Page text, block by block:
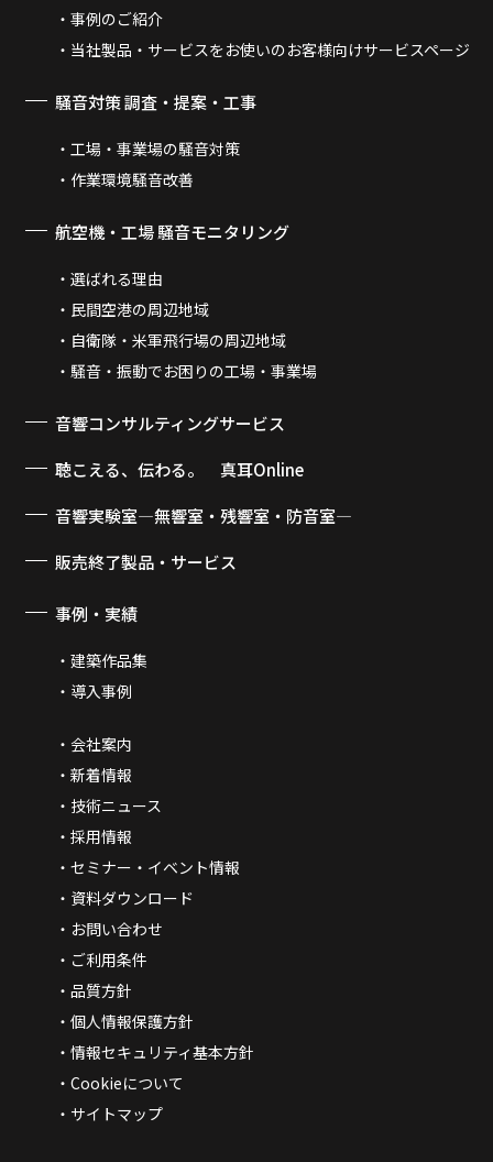
事例のご紹介
当社製品・サービスをお使いのお客様向けサービスページ
騒音対策 調査・提案・工事
工場・事業場の騒音対策
作業環境騒音改善
航空機・工場 騒音モニタリング
選ばれる理由
民間空港の周辺地域
自衛隊・米軍飛行場の周辺地域
騒音・振動でお困りの工場・事業場
音響コンサルティングサービス
聴こえる、伝わる。 真耳Online
音響実験室―無響室・残響室・防音室―
販売終了製品・サービス
事例・実績
建築作品集
導入事例
会社案内
新着情報
技術ニュース
採用情報
セミナー・イベント情報
資料ダウンロード
お問い合わせ
ご利用条件
品質方針
個人情報保護方針
情報セキュリティ基本方針
Cookieについて
サイトマップ